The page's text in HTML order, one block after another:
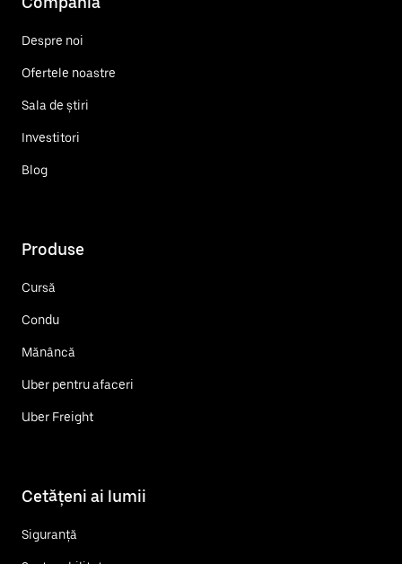
Despre noi
Ofertele noastre
Sala de știri
Investitori
Blog
Produse
Cursă
Condu
Mănâncă
Uber pentru afaceri
Uber Freight
Cetățeni ai lumii
Siguranță